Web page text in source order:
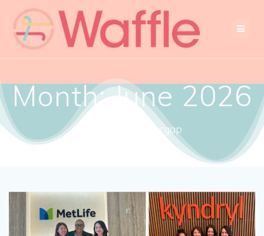
Month:June 2026
Close the gendergap